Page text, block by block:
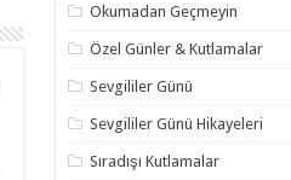
Okumadan Geçmeyin
Özel Günler & Kutlamalar
Sevgililer Günü
Sevgililer Günü Hikayeleri
Sıradışı Kutlamalar